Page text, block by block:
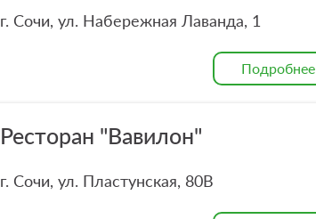
г. Сочи, ул. Набережная Лаванда, 1
Подробнее
Ресторан "Вавилон"
г. Сочи, ул. Пластунская, 80В